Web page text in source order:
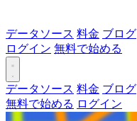
データソース 料金 ブログ
ログイン 無料で始める
データソース 料金 ブログ
無料で始める ログイン